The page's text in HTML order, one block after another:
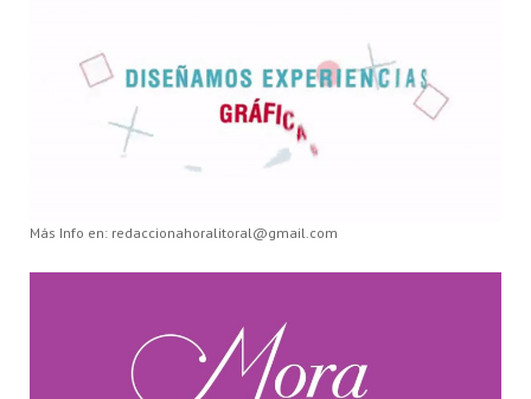
Más Info en: redaccionahoralitoral@gmail.com